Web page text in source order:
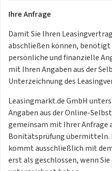
* Heckspoiler
* Höheneinstellbare
* Infotainment Online
* Infotainmentsystem
* Interieur aus Stoff,
Materialien
* ISOFIX-Verankerung auf
Rücksitzen inklusive Top-
Tether
* Klimaanlage Climatronic
* Kopfstützen hinten (3 Stück)
* Kopfstützen vorn,
* Ladekabel für AC-
Ihre Anfrage
Damit Sie Ihren
abschließen können,
persönliche und finanzielle
mit Ihren Angaben aus der
Unterzeichnung des
Leasingmarkt.de GmbH
Angaben aus der Online-
gemeinsam mit Ihrer Anfrage
Bonitätsprüfung übermitteln.
kommt ausschließlich mit
erst als geschlossen, wenn